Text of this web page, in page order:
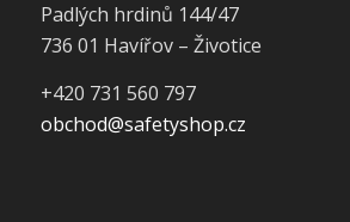
Padlých hrdinů 144/47
736 01 Havířov – Životice
+420 731 560 797
obchod@safetyshop.cz